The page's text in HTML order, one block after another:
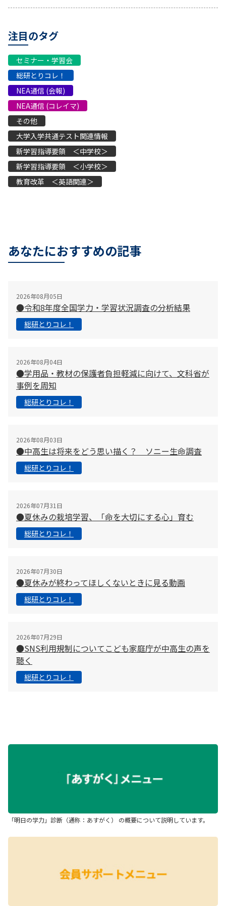
注目のタグ
セミナー・学習会
総研とりコレ！
NEA通信 (会報)
NEA通信 (コレイマ)
その他
大学入学共通テスト関連情報
新学習指導要領 ＜中学校＞
新学習指導要領 ＜小学校＞
教育改革 ＜英語関連＞
あなたにおすすめの記事
2026年08月05日
●令和8年度全国学力・学習状況調査の分析結果
総研とりコレ！
2026年08月04日
●学用品・教材の保護者負担軽減に向けて、文科省が
事例を周知
総研とりコレ！
2026年08月03日
●中高生は将来をどう思い描く？ ソニー生命調査
総研とりコレ！
2026年07月31日
●夏休みの栽培学習、「命を大切にする心」育む
総研とりコレ！
2026年07月30日
●夏休みが終わってほしくないときに見る動画
総研とりコレ！
2026年07月29日
●SNS利用規制についてこども家庭庁が中高生の声を
聴く
総研とりコレ！
「明日の学力」診断（通称：あすがく） の概要について説明しています。